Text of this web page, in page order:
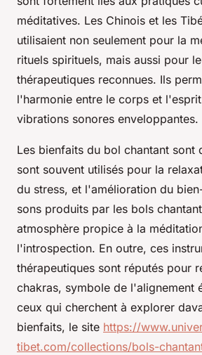
méditatives. Les Chinois et les
utilisaient non seulement pour la
rituels spirituels, mais aussi pour
thérapeutiques reconnues. Ils
l'harmonie entre le corps et
vibrations sonores enveloppantes.
Les bienfaits du bol chantant sont
sont souvent utilisés pour la
du stress, et l'amélioration du
sons produits par les bols
atmosphère propice à la
l'introspection. En outre, ces
thérapeutiques sont réputés pour
chakras, symbole de l'alignement
ceux qui cherchent à explorer
bienfaits, le site https://
tibet.com/collections/bols-